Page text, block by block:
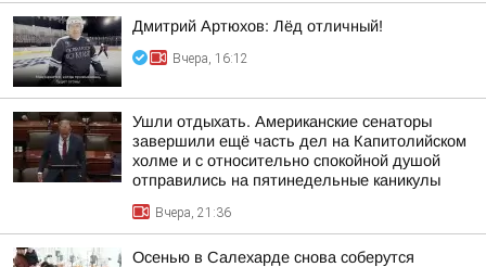
Дмитрий Артюхов: Лёд отличный!
Вчера, 16:12
Ушли отдыхать. Американские сенаторы
завершили ещё часть дел на Капитолийском
холме и с относительно спокойной душой
отправились на пятинедельные каникулы
Вчера, 21:36
Осенью в Салехарде снова соберутся